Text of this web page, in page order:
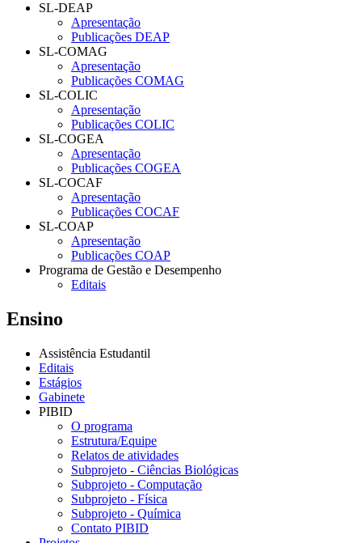
SL-DEAP
Apresentação
Publicações DEAP
SL-COMAG
Apresentação
Publicações COMAG
SL-COLIC
Apresentação
Publicações COLIC
SL-COGEA
Apresentação
Publicações COGEA
SL-COCAF
Apresentação
Publicações COCAF
SL-COAP
Apresentação
Publicações COAP
Programa de Gestão e Desempenho
Editais
Ensino
Assistência Estudantil
Editais
Estágios
Gabinete
PIBID
O programa
Estrutura/Equipe
Relatos de atividades
Subprojeto - Ciências Biológicas
Subprojeto - Computação
Subprojeto - Física
Subprojeto - Química
Contato PIBID